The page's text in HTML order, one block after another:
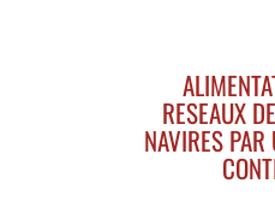
RESEAUX
NAVIRES PAR